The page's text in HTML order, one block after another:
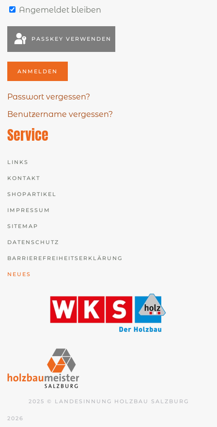
Angemeldet bleiben
PASSKEY VERWENDEN
ANMELDEN
Passwort vergessen?
Benutzername vergessen?
Service
LINKS
KONTAKT
SHOPARTIKEL
IMPRESSUM
SITEMAP
DATENSCHUTZ
BARRIEREFREIHEITSERKLÄRUNG
NEUES
2025 © LANDESINNUNG HOLZBAU SALZBURG
2026